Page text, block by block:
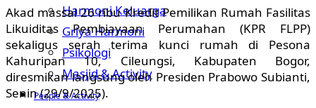
Harmoni Keluarga
Griya Harmoni
Psikologi
Masjid & Activity
People & Activity
Akad massal 26 ribu Kredit Pemilikan Rumah Fasilitas
Likuiditas Pembiayaan Perumahan (KPR FLPP)
sekaligus serah terima kunci rumah di Pesona
Kahuripan 10, Cileungsi, Kabupaten Bogor,
diresmikan langsung oleh Presiden Prabowo Subianti,
Senin (29/9/2025).